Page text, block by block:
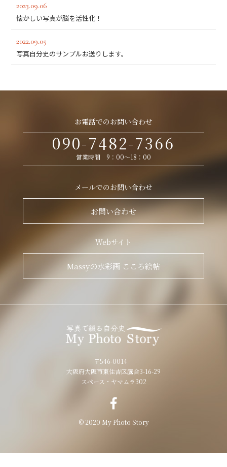
2023.09.06
懐かしい写真が脳を活性化！
2022.09.05
写真自分史のサンプルお送りします。
お電話でのお問い合わせ
090-7482-7366
営業時間 9：00～18：00
メールでのお問い合わせ
お問い合わせ
Webサイト
Massyの水彩画 こころ絵帖
〒546-0014
大阪府大阪市東住吉区鷹合3-16-29
スペース・ヤマムラ302
© 2020 My Photo Story